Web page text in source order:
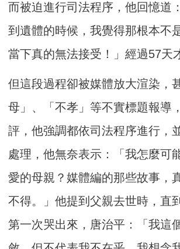
而被迫進行司法程序，他回憶道
到遺體的時候，我覺得那根本不
當下真的無法接受！」經過57天
但這段過程卻被媒體放大渲染，
母」、「不孝」等不實標題報導
評，他強調都依司法程序進行，
處理，他無奈表示：「我怎麼可
愛的母親？媒體編的那些故事，
不得。」他提到父親去世時，直
第一次哭出來，唐治平：「我這